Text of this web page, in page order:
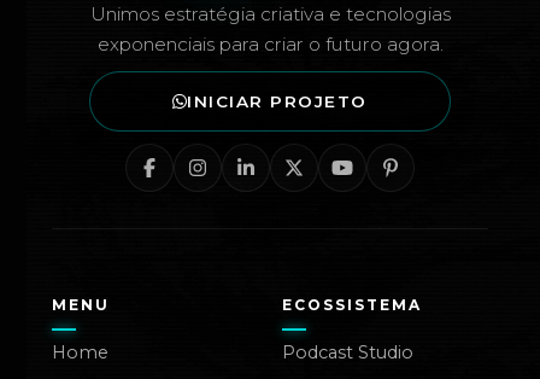
Unimos estratégia criativa e tecnologias
exponenciais para criar o futuro agora.
INICIAR PROJETO
MENU
Home
ECOSSISTEMA
Podcast Studio